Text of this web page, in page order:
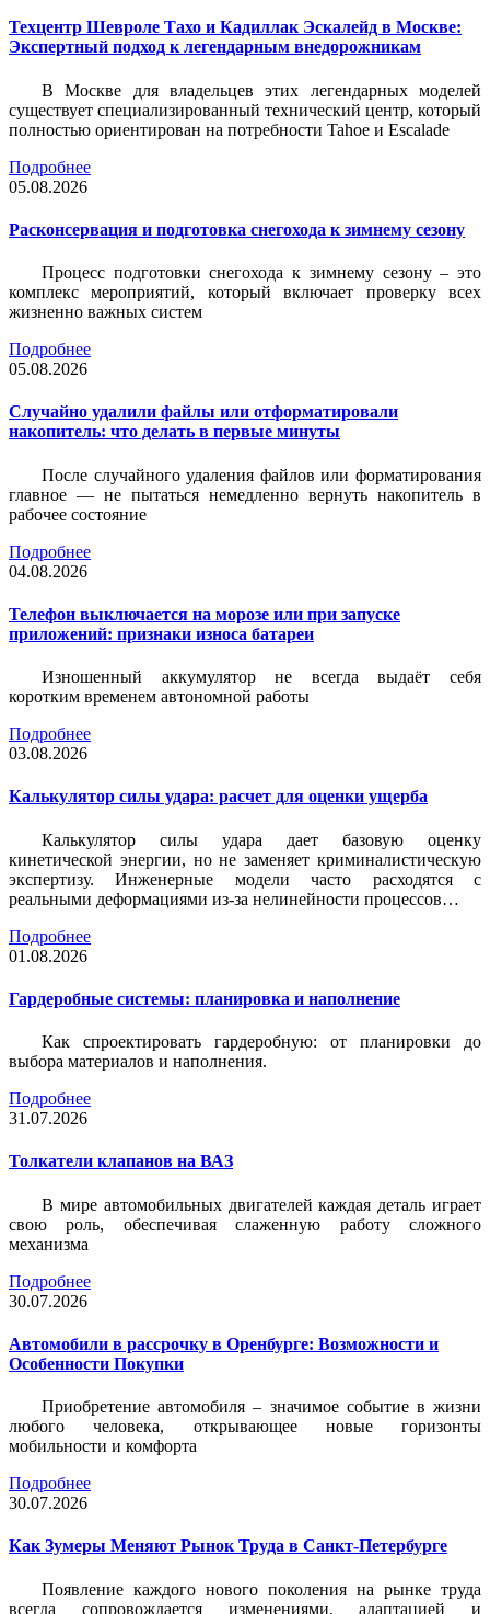
Техцентр Шевроле Тахо и Кадиллак Эскалейд в Москве:
Экспертный подход к легендарным внедорожникам
В Москве для владельцев этих легендарных моделей
существует специализированный технический центр, который
полностью ориентирован на потребности Tahoe и Escalade
Подробнее
05.08.2026
Расконсервация и подготовка снегохода к зимнему сезону
Процесс подготовки снегохода к зимнему сезону – это
комплекс мероприятий, который включает проверку всех
жизненно важных систем
Подробнее
05.08.2026
Случайно удалили файлы или отформатировали
накопитель: что делать в первые минуты
После случайного удаления файлов или форматирования
главное — не пытаться немедленно вернуть накопитель в
рабочее состояние
Подробнее
04.08.2026
Телефон выключается на морозе или при запуске
приложений: признаки износа батареи
Изношенный аккумулятор не всегда выдаёт себя
коротким временем автономной работы
Подробнее
03.08.2026
Калькулятор силы удара: расчет для оценки ущерба
Калькулятор силы удара дает базовую оценку
кинетической энергии, но не заменяет криминалистическую
экспертизу. Инженерные модели часто расходятся с
реальными деформациями из-за нелинейности процессов…
Подробнее
01.08.2026
Гардеробные системы: планировка и наполнение
Как спроектировать гардеробную: от планировки до
выбора материалов и наполнения.
Подробнее
31.07.2026
Толкатели клапанов на ВАЗ
В мире автомобильных двигателей каждая деталь играет
свою роль, обеспечивая слаженную работу сложного
механизма
Подробнее
30.07.2026
Автомобили в рассрочку в Оренбурге: Возможности и
Особенности Покупки
Приобретение автомобиля – значимое событие в жизни
любого человека, открывающее новые горизонты
мобильности и комфорта
Подробнее
30.07.2026
Как Зумеры Меняют Рынок Труда в Санкт-Петербурге
Появление каждого нового поколения на рынке труда
всегда сопровождается изменениями, адаптацией и